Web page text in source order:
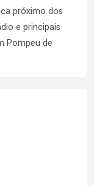
próximo dos
e principais
Pompeu de